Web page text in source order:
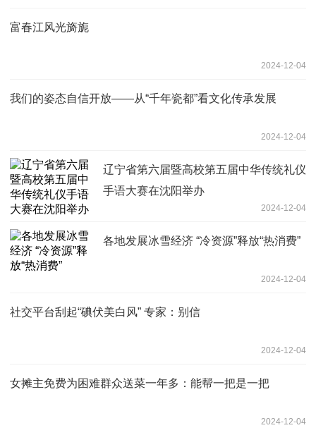
富春江风光旖旎
2024-12-04
我们的姿态自信开放——从“千年瓷都”看文化传承发展
2024-12-04
辽宁省第六届暨高校第五届中华传统礼仪
手语大赛在沈阳举办
2024-12-04
各地发展冰雪经济 “冷资源”释放“热消费”
2024-12-04
社交平台刮起“碘伏美白风” 专家：别信
2024-12-04
女摊主免费为困难群众送菜一年多：能帮一把是一把
2024-12-04